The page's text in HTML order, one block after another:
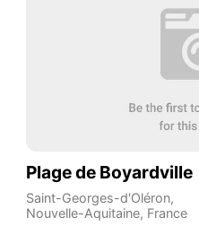
Plage de Boyardville
Saint-Georges-d'Oléron,
Nouvelle-Aquitaine, France